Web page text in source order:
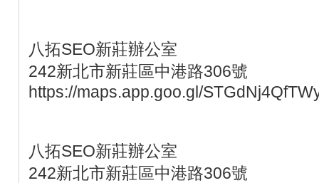
八拓SEO新莊辦公室
242新北市新莊區中港路306號
https://maps.app.goo.gl/
八拓SEO新莊辦公室
242新北市新莊區中港路306號